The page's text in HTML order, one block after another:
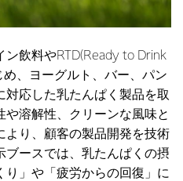
飲料やRTD(Ready to Drink
、ヨーグルト、バー、パン
応した乳たんぱく製品を取
や溶解性、クリーンな風味と
より、顧客の製品開発を技術
ブースでは、乳たんぱくの摂
」や「疲労からの回復」に